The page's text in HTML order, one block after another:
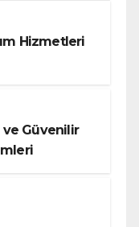
Hizmetleri
Güvenilir